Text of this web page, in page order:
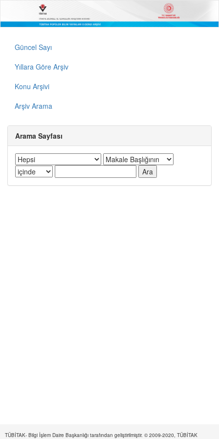
Güncel Sayı
Yıllara Göre Arşiv
Konu Arşivi
Arşiv Arama
Arama Sayfası
TÜBİTAK- Bilgi İşlem Daire Başkanlığı tarafından geliştirilmiştir. © 2009-2020, TÜBİTAK